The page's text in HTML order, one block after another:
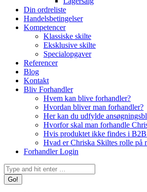
Din ordreliste
Handelsbetingelser
Kompetencer
Klassiske skilte
Eksklusive skilte
Specialopgaver
Referencer
Blog
Kontakt
Bliv Forhandler
Hvem kan blive forhandler?
Hvordan bliver man forhandler?
Her kan du udfylde
Hvorfor skal man forhandle
Hvis produktet ikke findes i
Hvad er Chriska Skiltes rolle på
Forhandler Login
Search: